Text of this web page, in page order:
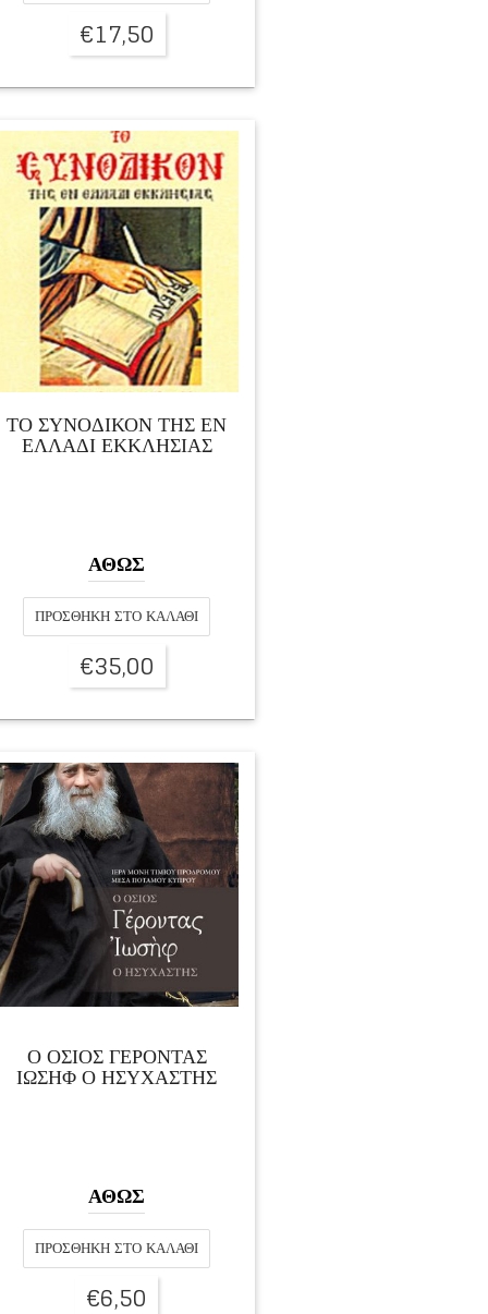
€17,50
ΤΟ ΣΥΝΟΔΙΚΟΝ ΤΗΣ ΕΝ
ΕΛΛΑΔΙ ΕΚΚΛΗΣΙΑΣ
ΑΘΩΣ
ΠΡΟΣΘΉΚΗ ΣΤΟ ΚΑΛΆΘΙ
€35,00
Ο ΟΣΙΟΣ ΓΕΡΟΝΤΑΣ
ΙΩΣΗΦ Ο ΗΣΥΧΑΣΤΗΣ
ΑΘΩΣ
ΠΡΟΣΘΉΚΗ ΣΤΟ ΚΑΛΆΘΙ
€6,50